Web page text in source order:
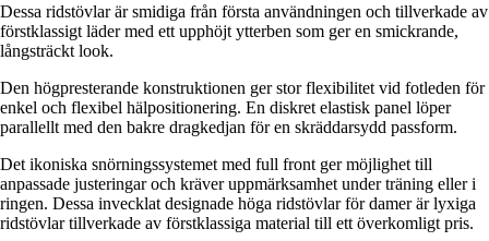
Dessa ridstövlar är smidiga från första användningen och tillverkade av
förstklassigt läder med ett upphöjt ytterben som ger en smickrande,
långsträckt look.
Den högpresterande konstruktionen ger stor flexibilitet vid fotleden för
enkel och flexibel hälpositionering. En diskret elastisk panel löper
parallellt med den bakre dragkedjan för en skräddarsydd passform.
Det ikoniska snörningssystemet med full front ger möjlighet till
anpassade justeringar och kräver uppmärksamhet under träning eller i
ringen. Dessa invecklat designade höga ridstövlar för damer är lyxiga
ridstövlar tillverkade av förstklassiga material till ett överkomligt pris.